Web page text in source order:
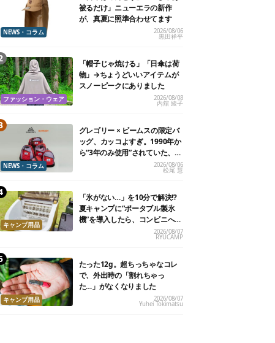
NEWS・コラム
被るだけ」ニューエラの新作
が、真夏に照準合わせてます
2026/08/06
黒田祥平
ファッション・ウェア
「帽子じゃ焼ける」「日傘は荷
物」→ちょうどいいアイテムが
スノーピークにありました
2026/08/08
内舘 綾子
NEWS・コラム
グレゴリー × ビームスの限定バ
ッグ、カッコよすぎ。1990年か
ら“3年のみ使用”されていた、紫
2026/08/06
松尾 慧
キャンプ用品
「氷がない…」を10分で解決!?
夏キャンプに“ポータブル製氷
機”を導入したら、コンビニへ走
2026/08/07
RYUCAMP
キャンプ用品
たった12g。超ちっちゃなコレ
で、外出時の「割れちゃっ
た…」がなくなりました
2026/08/07
Yuhei Tokimatsu